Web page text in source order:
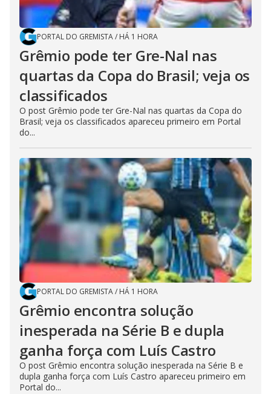
PORTAL DO GREMISTA/ HÁ 1 HORA
Grêmio pode ter Gre-Nal nas
quartas da Copa do Brasil; veja os
classificados
O post Grêmio pode ter Gre-Nal nas quartas da Copa do
Brasil; veja os classificados apareceu primeiro em Portal
do...
PORTAL DO GREMISTA/ HÁ 1 HORA
Grêmio encontra solução
inesperada na Série B e dupla
ganha força com Luís Castro
O post Grêmio encontra solução inesperada na Série B e
dupla ganha força com Luís Castro apareceu primeiro em
Portal do...